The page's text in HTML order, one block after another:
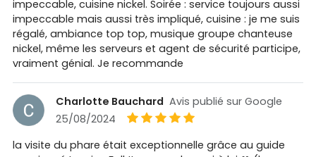
impeccable, cuisine nickel. Soirée : service toujours aussi
impeccable mais aussi très impliqué, cuisine : je me suis
régalé, ambiance top top, musique groupe chanteuse
nickel, même les serveurs et agent de sécurité participe,
vraiment génial. Je recommande
Charlotte Bauchard Avis publié sur Google
25/08/2024
la visite du phare était exceptionnelle grâce au guide